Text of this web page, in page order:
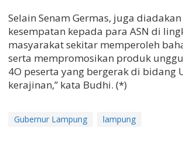
h
a
t
Selain Senam Germas, juga
kesempatan kepada para ASN di
masyarakat sekitar memperoleh
serta mempromosikan produk
4O peserta yang bergerak di bidang
kerajinan,” kata Budhi. (*)
Gubernur Lampung lampung